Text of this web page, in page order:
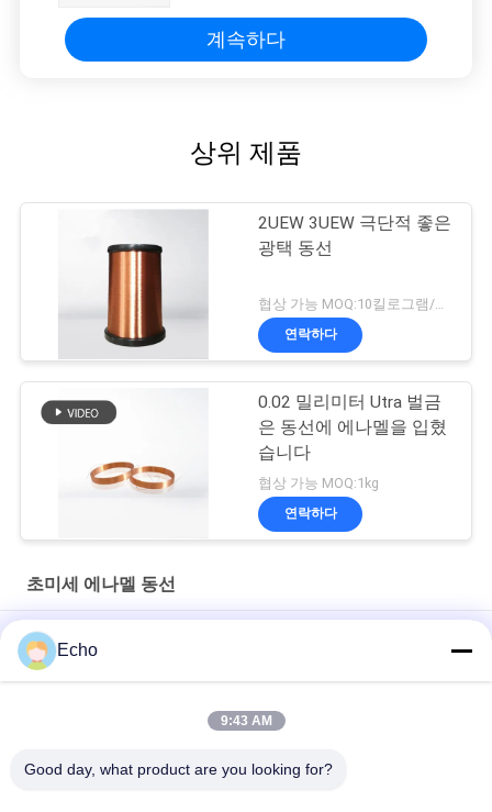
계속하다
상위 제품
2UEW 3UEW 극단적 좋은
광택 동선
협상 가능 MOQ:10킬로그램/킬로그램
연락하다
0.02 밀리미터 Utra 벌금
은 동선에 에나멜을 입혔
습니다
협상 가능 MOQ:1kg
연락하다
초미세 에나멜 동선
소형 RF 변압기용 AWG42 0.063mm 자석 구리 에나멜 와이어
폴리우레탄 0.06mm 155°C/180°C 고순도 구리 절연 고체용 에나
Echo
9:43 AM
Good day, what product are you looking for?